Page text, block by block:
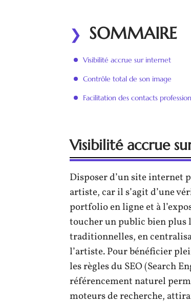
SOMMAIRE
Visibilité accrue sur internet
Contrôle total de son image
Facilitation des contacts
Visibilité accrue
Disposer d’un site internet
artiste, car il s’agit d’une
portfolio en ligne et à
toucher un public bien plus
traditionnelles, en
l’artiste. Pour bénéficier
les règles du SEO (Search
référencement naturel
moteurs de recherche,